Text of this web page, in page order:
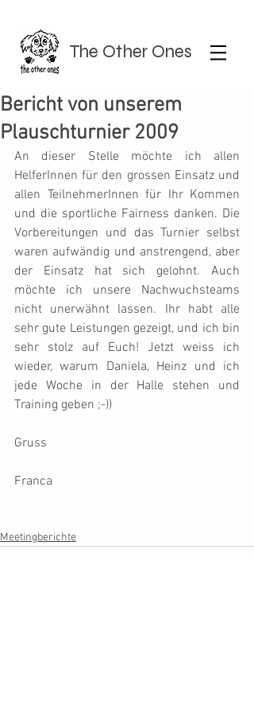
The Other Ones
Bericht von unserem
Plauschturnier 2009
An dieser Stelle möchte ich allen
HelferInnen für den grossen Einsatz und
allen TeilnehmerInnen für Ihr Kommen
und die sportliche Fairness danken. Die
Vorbereitungen und das Turnier selbst
waren aufwändig und anstrengend, aber
der Einsatz hat sich gelohnt. Auch
möchte ich unsere Nachwuchsteams
nicht unerwähnt lassen. Ihr habt alle
sehr gute Leistungen gezeigt, und ich bin
sehr stolz auf Euch! Jetzt weiss ich
wieder, warum Daniela, Heinz und ich
jede Woche in der Halle stehen und
Training geben ;-))
Gruss
Franca
Meetingberichte